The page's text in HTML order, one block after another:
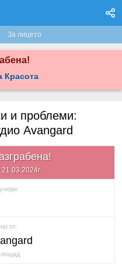
· За лицето
Красота
и проблеми:
Avangard
от: